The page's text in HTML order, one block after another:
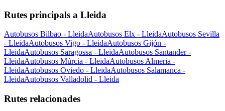
Rutes principals a Lleida
Autobusos Bilbao - LleidaAutobusos Elx - LleidaAutobusos Sevilla
- LleidaAutobusos Vigo - LleidaAutobusos Gijón -
LleidaAutobusos Saragossa - LleidaAutobusos Santander -
LleidaAutobusos Múrcia - LleidaAutobusos Almeria -
LleidaAutobusos Oviedo - LleidaAutobusos Salamanca -
LleidaAutobusos Valladolid - Lleida
Rutes relacionades